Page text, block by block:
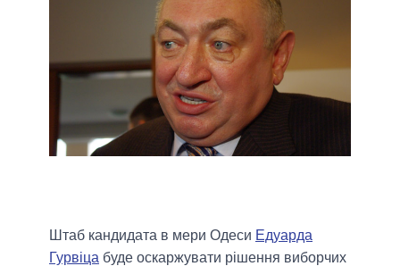
Штаб кандидата в мери Одеси Едуарда
Гурвіца буде оскаржувати рішення виборчих